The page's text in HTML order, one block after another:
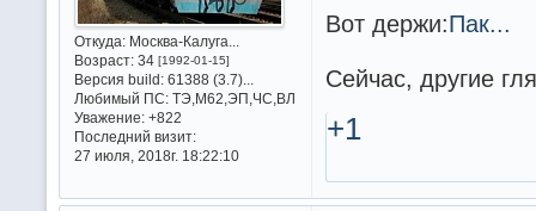
Откуда:Москва-Калуга...
Возраст:34 [1992-01-15]
Версия build:61388 (3.7)...
Любимый ПС:ТЭ,М62,ЭП,ЧС,ВЛ
Уважение: +822
Последний визит:
27 июля, 2018г. 18:22:10
Вот держи:Пак...
Сейчас, другие
+1